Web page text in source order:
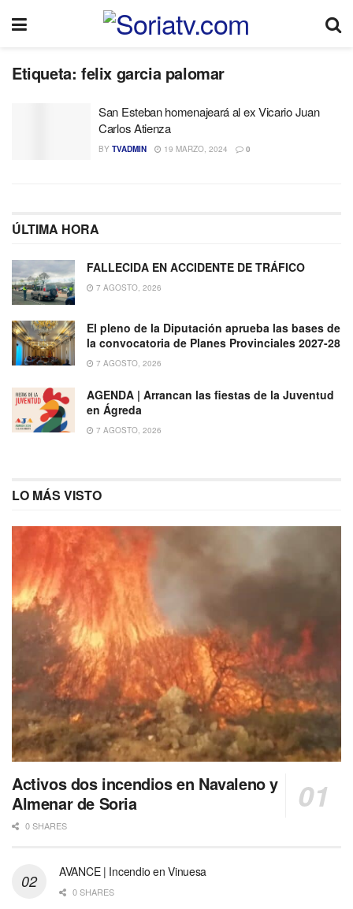
Etiqueta: felix garcia palomar
San Esteban homenajeará al ex Vicario Juan
Carlos Atienza
BY TVADMIN 19 MARZO, 2024 0
ÚLTIMA HORA
FALLECIDA EN ACCIDENTE DE TRÁFICO
7 AGOSTO, 2026
El pleno de la Diputación aprueba las bases de
la convocatoria de Planes Provinciales 2027-28
7 AGOSTO, 2026
AGENDA | Arrancan las fiestas de la Juventud
en Ágreda
7 AGOSTO, 2026
LO MÁS VISTO
Activos dos incendios en Navaleno y
Almenar de Soria
0 SHARES
AVANCE | Incendio en Vinuesa
0 SHARES